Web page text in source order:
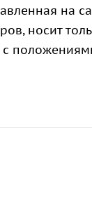
на
носит